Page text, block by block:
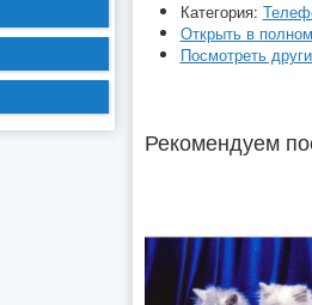
Категория:
Открыть в
Посмотреть
Рекомендуем